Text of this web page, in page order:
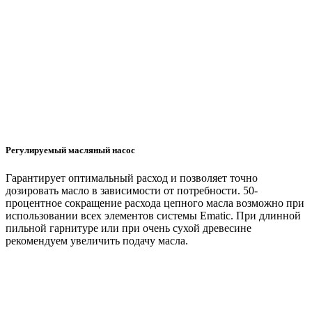
Регулируемый масляный насос
Гарантирует оптимальный расход и позволяет точно
дозировать масло в зависимости от потребности. 50-
процентное сокращение расхода цепного масла возможно при
использовании всех элементов системы Ematic. При длинной
пильной гарнитуре или при очень сухой древесине
рекомендуем увеличить подачу масла.